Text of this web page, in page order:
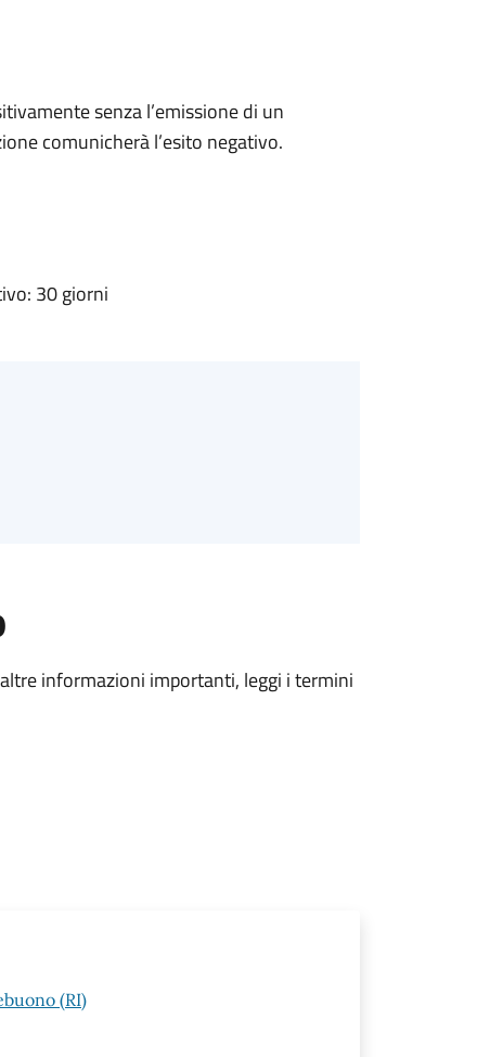
senza l’emissione di un
comunicherà l’esito negativo.
30 giorni
informazioni importanti, leggi i termini
(RI)